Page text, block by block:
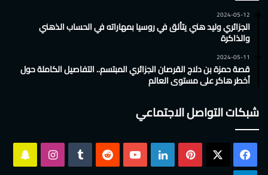
2024-05-12
الجزائري وليد هني يتألق في روسيا بمهاراته في الحساب الذهني
والذاكرة
2024-05-11
قصة حمزة بن دلاج القرصان الجزائري المبتسم.. التفاصيل الكاملة حول
أخطر هاكر على مستوى العالم
شبكات التواصل الاجتماعي
فيسبوك بينتيريست لينكدإن ‫YouTube انستقرام